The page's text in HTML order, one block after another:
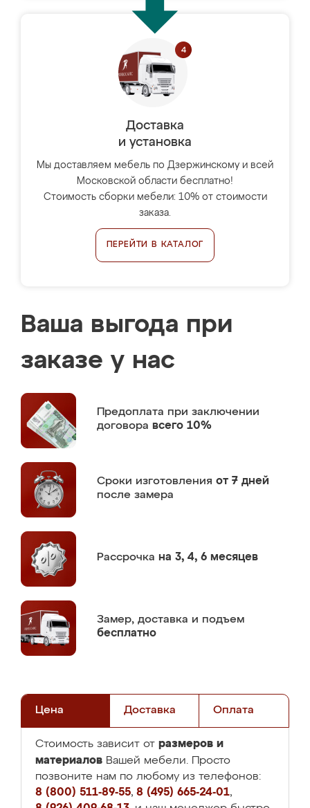
Доставка
и установка
Мы доставляем мебель по Дзержинскому и всей
Московской области бесплатно!
Стоимость сборки мебели: 10% от стоимости
заказа.
ПЕРЕЙТИ В КАТАЛОГ
Ваша выгода при
заказе у нас
Предоплата при заключении
договора всего 10%
Сроки изготовления от 7 дней
после замера
Рассрочка на 3, 4, 6 месяцев
Замер, доставка и подъем
бесплатно
Цена Доставка Оплата
Стоимость зависит от размеров и
материалов Вашей мебели. Просто
позвоните нам по любому из телефонов:
8 (800) 511-89-55, 8 (495) 665-24-01,